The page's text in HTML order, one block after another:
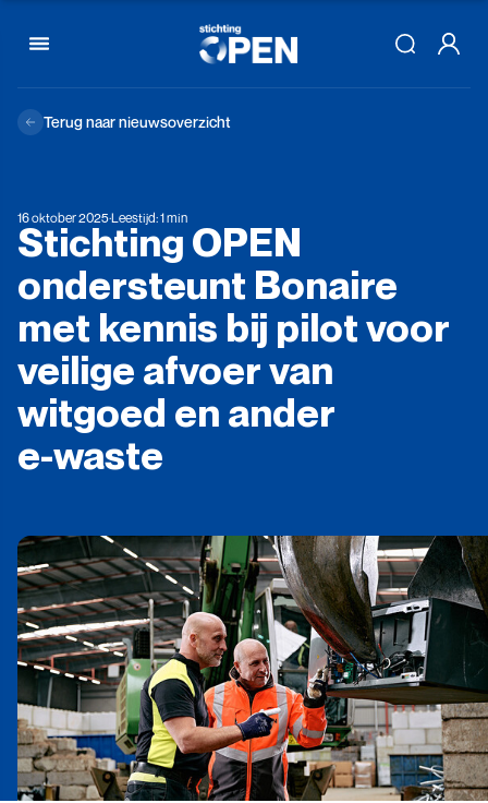
Terug naar nieuwsoverzicht
16 oktober 2025·Leestijd: 1 min
Stichting OPEN
ondersteunt Bonaire
met kennis bij pilotvoor
veilige afvoervan
witgoed en ander
e-waste